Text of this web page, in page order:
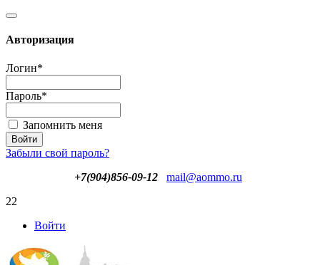
Авторизация
Логин*
Пароль*
Запомнить меня
Забыли свой пароль?
+7(904)856-09-12
mail@aommo.ru
22
Войти